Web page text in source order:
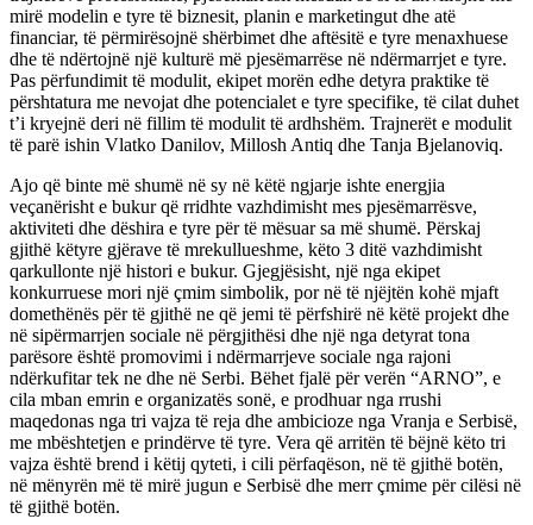
mirë modelin e tyre të biznesit, planin e marketingut dhe atë
financiar, të përmirësojnë shërbimet dhe aftësitë e tyre menaxhuese
dhe të ndërtojnë një kulturë më pjesëmarrëse në ndërmarrjet e tyre.
Pas përfundimit të modulit, ekipet morën edhe detyra praktike të
përshtatura me nevojat dhe potencialet e tyre specifike, të cilat duhet
t’i kryejnë deri në fillim të modulit të ardhshëm. Trajnerët e modulit
të parë ishin Vlatko Danilov, Millosh Antiq dhe Tanja Bjelanoviq.
Ajo që binte më shumë në sy në këtë ngjarje ishte energjia
veçanërisht e bukur që rridhte vazhdimisht mes pjesëmarrësve,
aktiviteti dhe dëshira e tyre për të mësuar sa më shumë. Përskaj
gjithë këtyre gjërave të mrekullueshme, këto 3 ditë vazhdimisht
qarkullonte një histori e bukur. Gjegjësisht, një nga ekipet
konkurruese mori një çmim simbolik, por në të njëjtën kohë mjaft
domethënës për të gjithë ne që jemi të përfshirë në këtë projekt dhe
në sipërmarrjen sociale në përgjithësi dhe një nga detyrat tona
parësore është promovimi i ndërmarrjeve sociale nga rajoni
ndërkufitar tek ne dhe në Serbi. Bëhet fjalë për verën “ARNO”, e
cila mban emrin e organizatës sonë, e prodhuar nga rrushi
maqedonas nga tri vajza të reja dhe ambicioze nga Vranja e Serbisë,
me mbështetjen e prindërve të tyre. Vera që arritën të bëjnë këto tri
vajza është brend i këtij qyteti, i cili përfaqëson, në të gjithë botën,
në mënyrën më të mirë jugun e Serbisë dhe merr çmime për cilësi në
të gjithë botën.